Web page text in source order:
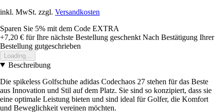
inkl. MwSt. zzgl. Versandkosten
Sparen Sie 5% mit dem Code EXTRA
+7,20 € für Ihre nächste Bestellung geschenkt Nach Bestätigung Ihrer
Bestellung gutgeschrieben
Loading...
Beschreibung
Die spikeless Golfschuhe adidas Codechaos 27 stehen für das Beste
aus Innovation und Stil auf dem Platz. Sie sind so konzipiert, dass sie
eine optimale Leistung bieten und sind ideal für Golfer, die Komfort
und Beweglichkeit vereinen möchten.